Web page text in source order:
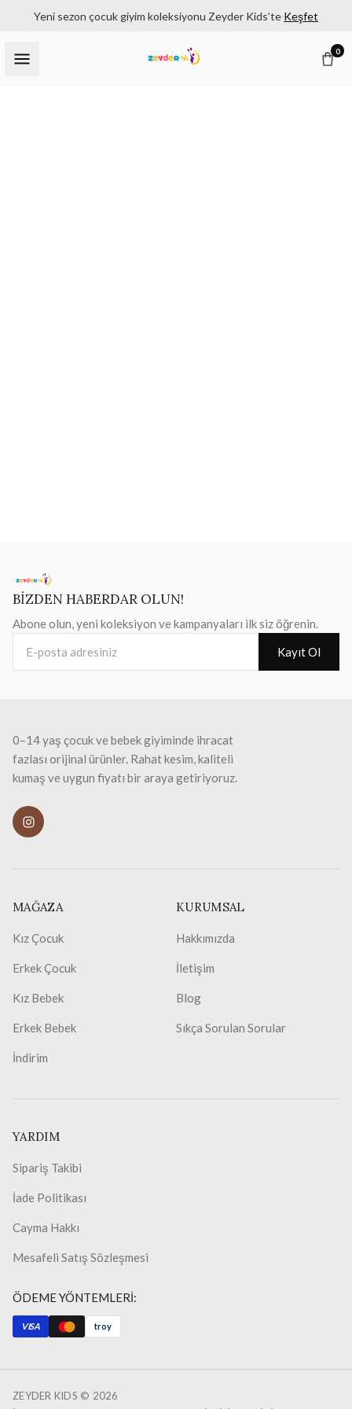
Yeni sezon çocuk giyim koleksiyonu Zeyder Kids’te Keşfet
0
BİZDEN HABERDAR OLUN!
Abone olun, yeni koleksiyon ve kampanyaları ilk siz öğrenin.
Kayıt Ol
0–14 yaş çocuk ve bebek giyiminde ihracat
fazlası orijinal ürünler. Rahat kesim, kaliteli
kumaş ve uygun fiyatı bir araya getiriyoruz.
MAĞAZA
Kız Çocuk
Erkek Çocuk
Kız Bebek
Erkek Bebek
İndirim
KURUMSAL
Hakkımızda
İletişim
Blog
Sıkça Sorulan Sorular
YARDIM
Sipariş Takibi
İade Politikası
Cayma Hakkı
Mesafeli Satış Sözleşmesi
ÖDEME YÖNTEMLERİ:
VISA troy
ZEYDER KIDS © 2026